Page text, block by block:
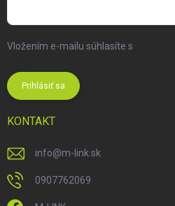
Vložením e-mailu súhlasíte s
Prihlásiť sa
KONTAKT
info@m-link.sk
0907762069